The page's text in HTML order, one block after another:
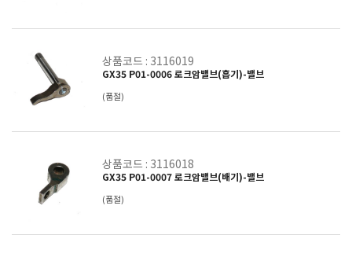
상품코드 : 3116019
GX35 P01-0006 로크암밸브(흡기)-밸브
(품절)
상품코드 : 3116018
GX35 P01-0007 로크암밸브(배기)-밸브
(품절)